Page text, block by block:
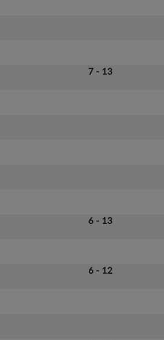
7 - 13
6 - 13
6 - 12